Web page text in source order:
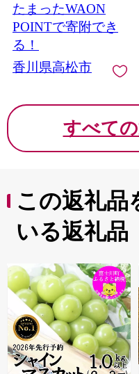
たまったWAON
POINTで寄附でき
る！
香川県高松市
すべて
この返礼品
いる返礼品